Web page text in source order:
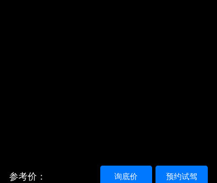
参考价： 预约试驾
询底价